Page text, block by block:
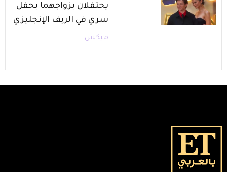
يحتفلان بزواجهما بحفل
سري في الريف الإنجليزي
ميكس